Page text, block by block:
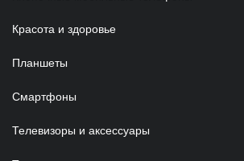
Красота и здоровье
Планшеты
Смартфоны
Телевизоры и аксессуары